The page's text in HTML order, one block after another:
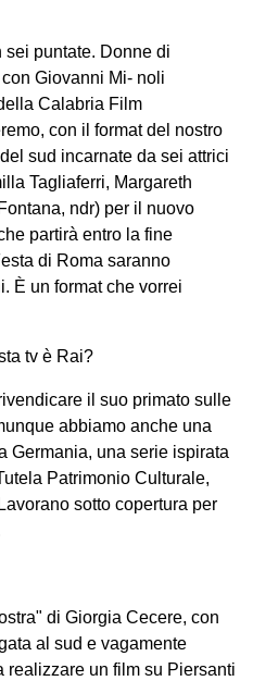
puntate. Donne di
Giovanni Mi- noli
Calabria Film
con il format del nostro
sud incarnate da sei attrici
Tagliaferri, Margareth
ndr) per il nuovo
partirà entro la fine
di Roma saranno
È un format che vorrei
tv è Rai?
il suo primato sulle
abbiamo anche una
Germania, una serie ispirata
Patrimonio Culturale,
sotto copertura per
di Giorgia Cecere, con
al sud e vagamente
realizzare un film su Piersanti